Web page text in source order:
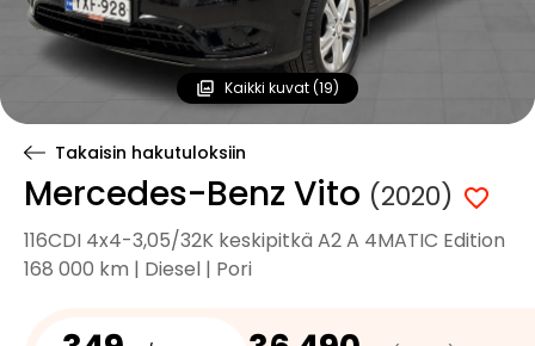
Kaikki kuvat (19)
Takaisin hakutuloksiin
Mercedes-Benz Vito (2020)
116CDI 4x4-3,05/32K keskipitkä A2 A 4MATIC Edition
168 000 km | Diesel | Pori